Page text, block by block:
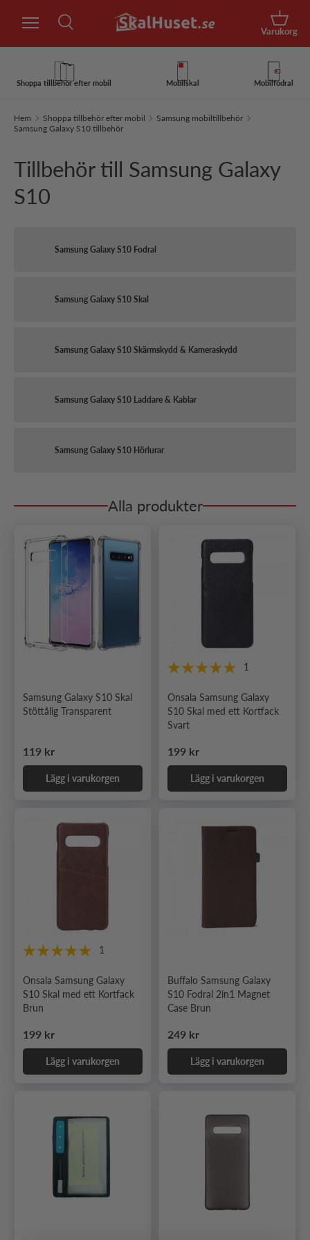
Hoppa till innehåll
Sök
Korg
Varukorg
Shoppa tillbehör efter mobil Mobilskal Mobilfodral
Hem Shoppa tillbehör efter mobil
Samsung mobiltillbehör
Samsung Galaxy S10 tillbehör
Tillbehör till Samsung Galaxy
S10
Samsung Galaxy S10 Fodral
Samsung Galaxy S10 Skal
Samsung Galaxy S10 Skärmskydd & Kameraskydd
Samsung Galaxy S10 Laddare & Kablar
Samsung Galaxy S10 Hörlurar
Alla produkter
Samsung Galaxy S10 Skal
Stöttålig Transparent
Ordinarie pris
119 kr
Lägg i varukorgen
1
Onsala Samsung Galaxy
S10 Skal med ett Kortfack
Svart
Ordinarie pris
199 kr
Lägg i varukorgen
1
Onsala Samsung Galaxy
S10 Skal med ett Kortfack
Brun
Ordinarie pris
199 kr
Lägg i varukorgen
Buffalo Samsung Galaxy
S10 Fodral 2in1 Magnet
Case Brun
Ordinarie pris
249 kr
Lägg i varukorgen